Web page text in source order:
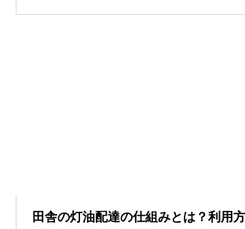
田舎の灯油配達の仕組みとは？利用